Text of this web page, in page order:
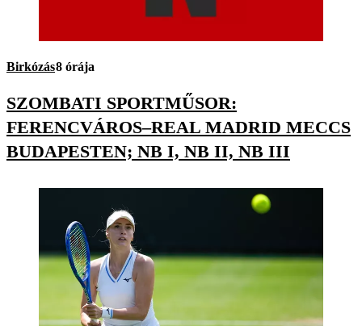
Birkózás8 órája
SZOMBATI SPORTMŰSOR:
FERENCVÁROS–REAL MADRID MECCS
BUDAPESTEN; NB I, NB II, NB III